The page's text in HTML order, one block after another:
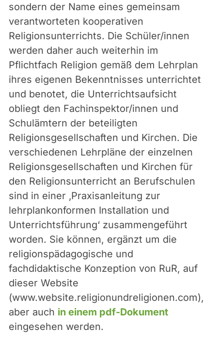
sondern der Name eines gemeinsam
verantworteten kooperativen
Religionsunterrichts. Die Schüler/innen
werden daher auch weiterhin im
Pflichtfach Religion gemäß dem Lehrplan
ihres eigenen Bekenntnisses unterrichtet
und benotet, die Unterrichtsaufsicht
obliegt den Fachinspektor/innen und
Schulämtern der beteiligten
Religionsgesellschaften und Kirchen. Die
verschiedenen Lehrpläne der einzelnen
Religionsgesellschaften und Kirchen für
den Religionsunterricht an Berufschulen
sind in einer ‚Praxisanleitung zur
lehrplankonformen Installation und
Unterrichtsführung‘ zusammengeführt
worden. Sie können, ergänzt um die
religionspädagogische und
fachdidaktische Konzeption von RuR, auf
dieser Website
(www.website.religionundreligionen.com),
aber auch in einem pdf-Dokument
eingesehen werden.